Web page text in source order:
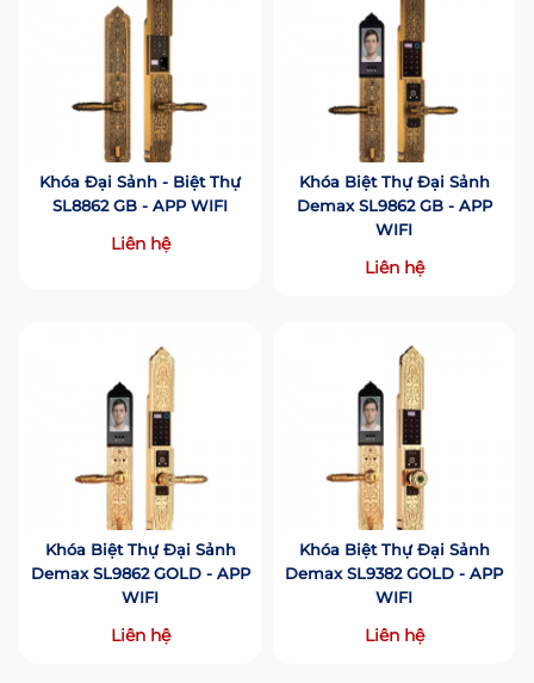
Khóa Đại Sảnh - Biệt Thự
SL8862 GB - APP WIFI
Liên hệ
Khóa Biệt Thự Đại Sảnh
Demax SL9862 GB - APP
WIFI
Liên hệ
Khóa Biệt Thự Đại Sảnh
Demax SL9862 GOLD - APP
WIFI
Liên hệ
Khóa Biệt Thự Đại Sảnh
Demax SL9382 GOLD - APP
WIFI
Liên hệ